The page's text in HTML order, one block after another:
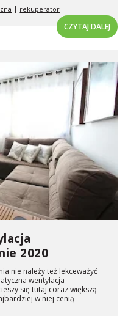
| rekuperator
CZYTAJ DALEJ
2020
nie należy też lekceważyć
wentylacja
się tutaj coraz większą
w niej cenią